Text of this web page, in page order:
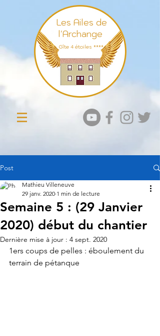
Les Ailes de
l'Archange
Gîte 4 étoiles ****
Post
Semaine 5 : (29 Janvier
2020) début du chantier
Mathieu Villeneuve
29 janv. 2020 1 min de lecture
Dernière mise à jour : 4 sept. 2020
1ers coups de pelles : éboulement du
terrain de pétanque